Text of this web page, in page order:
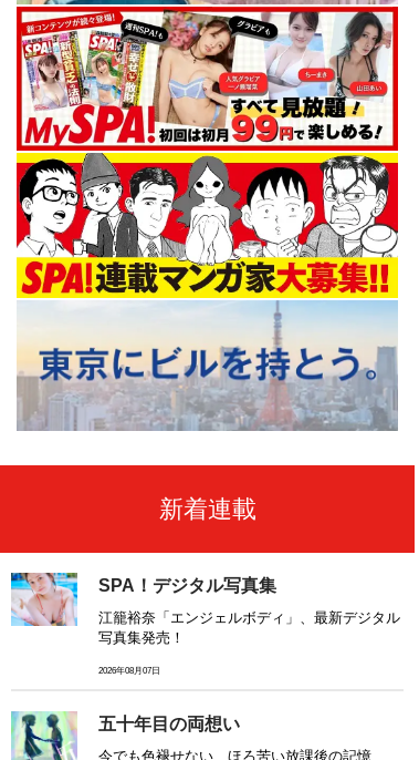
新着連載
SPA！デジタル写真集
江籠裕奈「エンジェルボディ」、最新デジタル
写真集発売！
2026年08月07日
五十年目の両想い
今でも色褪せない、ほろ苦い放課後の記憶